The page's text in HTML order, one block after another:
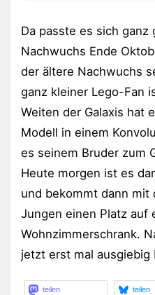
Da passte es sich ganz
Nachwuchs Ende
der ältere Nachwuchs
ganz kleiner Lego-Fan
Weiten der Galaxis hat
Modell in einem
es seinem Bruder zum
Heute morgen ist es
und bekommt dann mit
Jungen einen Platz auf
Wohnzimmerschrank.
jetzt erst mal ausgiebig
teilen teilen